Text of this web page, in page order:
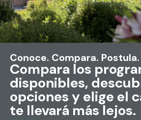
Conoce. Compara. Postula.
Compara los
disponibles,
opciones y elige el
te llevará más lejos.